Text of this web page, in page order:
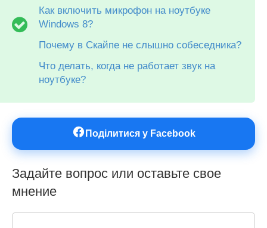
Как включить микрофон на ноутбуке
Windows 8?
Почему в Скайпе не слышно собеседника?
Что делать, когда не работает звук на
ноутбуке?
Поділитися у Facebook
Задайте вопрос или оставьте свое
мнение